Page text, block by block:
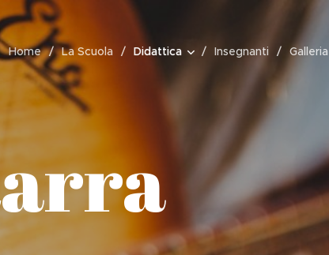
Home La Scuola Didattica Insegnanti